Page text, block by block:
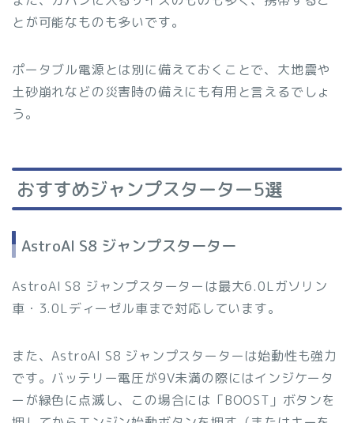
とが可能なものも多いです。
ポータブル電源とは別に備えておくことで、大地震や
土砂崩れなどの災害時の備えにも有用と言えるでしょ
う。
おすすめジャンプスターター5選
AstroAI S8 ジャンプスターター
AstroAI S8 ジャンプスターターは最大6.0Lガソリン
車・3.0Lディーゼル車まで対応しています。
また、AstroAI S8 ジャンプスターターは始動性も強力
です。バッテリー電圧が9V未満の際にはインジケータ
ーが緑色に点滅し、この場合には「BOOST」ボタンを